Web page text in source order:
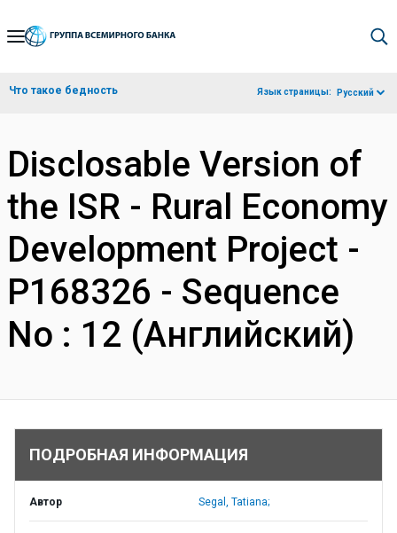
Skip
Navigation
Что такое бедность Язык страницы: Русский
Disclosable Version of
the ISR - Rural Economy
Development Project -
P168326 - Sequence
No : 12 (Английский)
ПОДРОБНАЯ ИНФОРМАЦИЯ
Автор Segal, Tatiana;